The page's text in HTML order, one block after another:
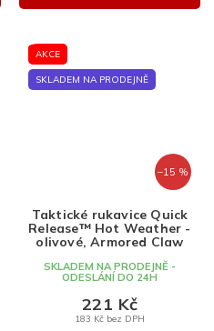
AKCE
SKLADEM NA PRODEJNĚ
–15 %
Taktické rukavice Quick
Release™ Hot Weather -
olivové, Armored Claw
SKLADEM NA PRODEJNĚ -
ODESLÁNÍ DO 24H
183 Kč bez DPH
221 Kč